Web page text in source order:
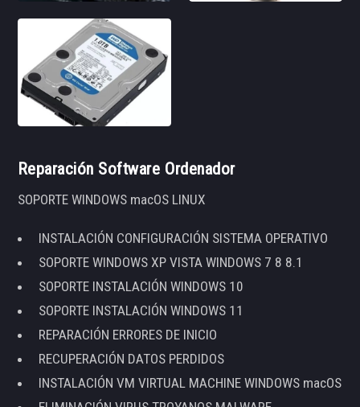
Reparación Software Ordenador
SOPORTE WINDOWS macOS LINUX
INSTALACIÓN CONFIGURACIÓN SISTEMA OPERATIVO
SOPORTE WINDOWS XP VISTA WINDOWS 7 8 8.1
SOPORTE INSTALACIÓN WINDOWS 10
SOPORTE INSTALACIÓN WINDOWS 11
REPARACIÓN ERRORES DE INICIO
RECUPERACIÓN DATOS PERDIDOS
INSTALACIÓN VM VIRTUAL MACHINE WINDOWS macOS